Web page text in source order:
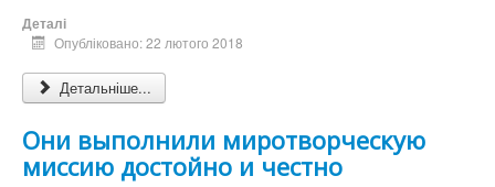
Деталі
Опубліковано: 22 лютого 2018
Детальніше...
Они выполнили миротворческую
миссию достойно и честно